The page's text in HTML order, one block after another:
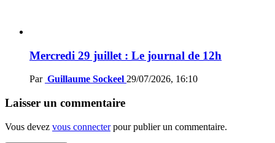
Mercredi 29 juillet : Le journal de 12h
Par Guillaume Sockeel 29/07/2026, 16:10
Laisser un commentaire
Vous devez vous connecterpour publier un commentaire.